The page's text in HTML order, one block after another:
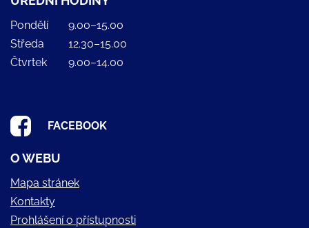
Pondělí
9.00–15.00
Středa
12.30–15.00
Čtvrtek
9.00–14.00
FACEBOOK
O WEBU
Mapa stránek
Kontakty
Prohlášení o přístupnosti